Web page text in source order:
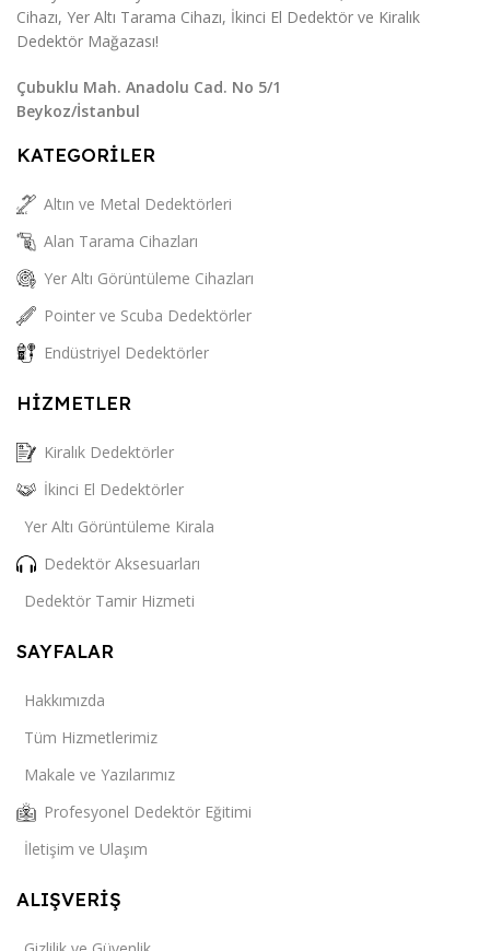
Cihazı, Yer Altı Tarama Cihazı, İkinci El Dedektör ve Kiralık
Dedektör Mağazası!
Çubuklu Mah. Anadolu Cad. No 5/1
Beykoz/İstanbul
KATEGORİLER
Altın ve Metal Dedektörleri
Alan Tarama Cihazları
Yer Altı Görüntüleme Cihazları
Pointer ve Scuba Dedektörler
Endüstriyel Dedektörler
HİZMETLER
Kiralık Dedektörler
İkinci El Dedektörler
Yer Altı Görüntüleme Kirala
Dedektör Aksesuarları
Dedektör Tamir Hizmeti
SAYFALAR
Hakkımızda
Tüm Hizmetlerimiz
Makale ve Yazılarımız
Profesyonel Dedektör Eğitimi
İletişim ve Ulaşım
ALIŞVERİŞ